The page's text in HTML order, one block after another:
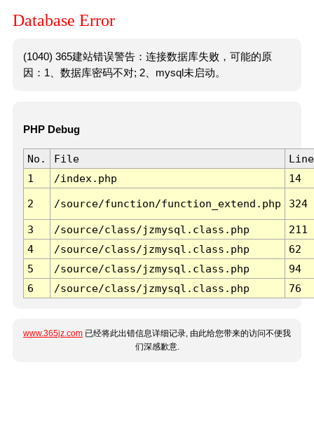
Database Error
(1040) 365建站错误警告：连接数据库失败，可能的原
因：1、数据库密码不对; 2、mysql未启动。
PHP Debug
No. File
Line
1
/index.php 14
2 /source/function/function_extend.php 324
3 /source/class/jzmysql.class.php
211
4
/source/class/jzmysql.class.php
62
5
/source/class/jzmysql.class.php
94
6
/source/class/jzmysql.class.php 76
www.365jz.com 已经将此出错信息详细记录, 由此给您带来的访问不便我
们深感歉意.